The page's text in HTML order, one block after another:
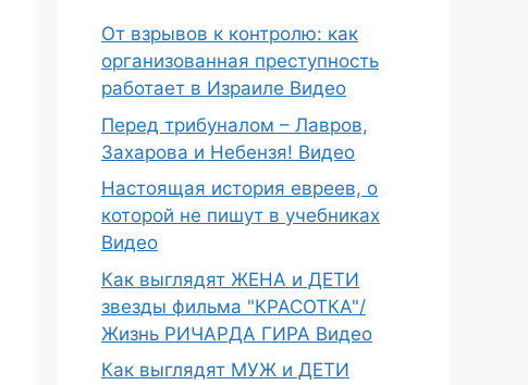
От взрывов к контролю: как
организованная преступность
работает в Израиле Видео
Перед трибуналом – Лавров,
Захарова и Небензя! Видео
Настоящая история евреев, о
которой не пишут в учебниках
Видео
Как выглядят ЖЕНА и ДЕТИ
звезды фильма "КРАСОТКА"/
Жизнь РИЧАРДА ГИРА Видео
Как выглядят МУЖ и ДЕТИ